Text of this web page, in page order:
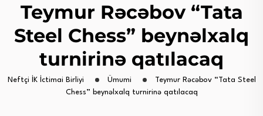
Teymur Rəcəbov “Tata
Steel Chess” beynəlxalq
turnirinə qatılacaq
Neftçi İK İctimai Birliyi Ümumi
Teymur Rəcəbov “Tata Steel
Chess” beynəlxalq turnirinə qatılacaq